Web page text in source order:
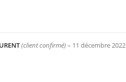
(client confirmé) – 11 décembre 2022